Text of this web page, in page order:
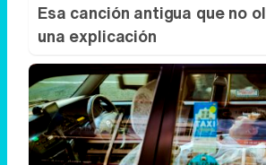
Esa canción antigua que no
una explicación